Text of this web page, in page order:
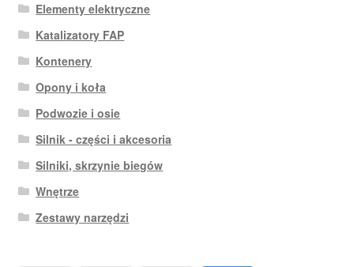
Elementy elektryczne
Katalizatory FAP
Kontenery
Opony i koła
Podwozie i osie
Silnik - części i akcesoria
Silniki, skrzynie biegów
Wnętrze
Zestawy narzędzi